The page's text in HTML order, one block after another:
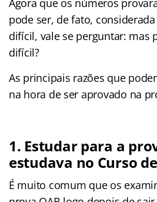
pode ser, de fato,
difícil, vale se perguntar: mas
difícil?
As principais razões que
na hora de ser aprovado na
1. Estudar para a
estudava no Curso
É muito comum que os